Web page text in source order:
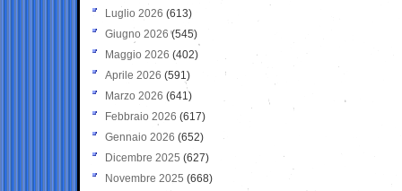
Luglio 2026 (613)
Giugno 2026 (545)
Maggio 2026 (402)
Aprile 2026 (591)
Marzo 2026 (641)
Febbraio 2026 (617)
Gennaio 2026 (652)
Dicembre 2025 (627)
Novembre 2025 (668)